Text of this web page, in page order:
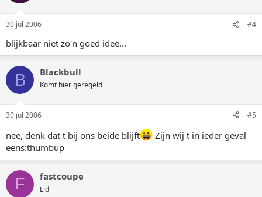
30 jul 2006 #4
blijkbaar niet zo'n goed idee...
B Blackbull
Komt hier geregeld
30 jul 2006 #5
nee, denk dat t bij ons beide blijft
Zijn wij t in ieder geval
eens:thumbup
F fastcoupe
Lid